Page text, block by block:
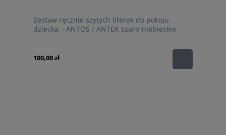
Zestaw ręcznie szytych literek do pokoju
dziecka – ANTOŚ / ANTEK szaro-niebieskie
100,00 zł